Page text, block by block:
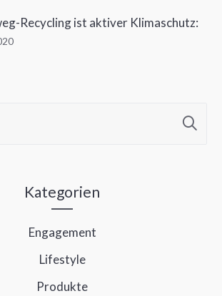
Recycling ist aktiver Klimaschutz:
Kategorien
Engagement
Lifestyle
Produkte